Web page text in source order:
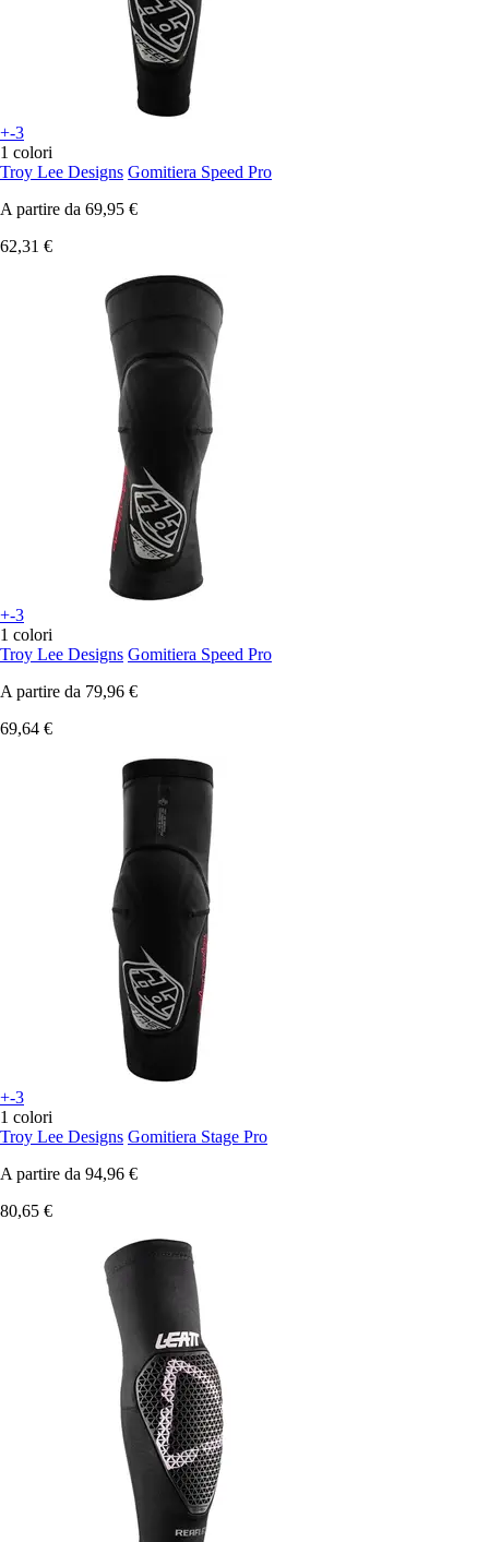
+-3
1 colori
Troy Lee Designs Gomitiera Speed Pro
A partire da 69,95 €
62,31 €
+-3
1 colori
Troy Lee Designs Gomitiera Speed Pro
A partire da 79,96 €
69,64 €
+-3
1 colori
Troy Lee Designs Gomitiera Stage Pro
A partire da 94,96 €
80,65 €